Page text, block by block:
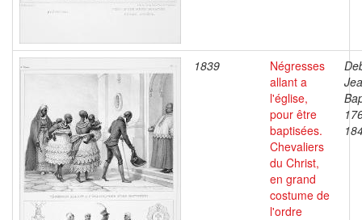
1839
Négresses
allant a
l'église,
pour être
baptisées.
Chevaliers
du Christ,
en grand
costume de
l'ordre